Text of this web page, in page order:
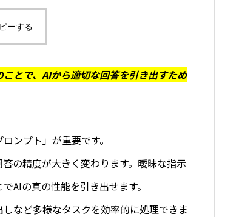
ーする
とで、AIから適切な回答を引き出すため
ンプト」が重要です。
の精度が大きく変わります。曖昧な指示
AIの真の性能を引き出せます。
など多様なタスクを効率的に処理できま